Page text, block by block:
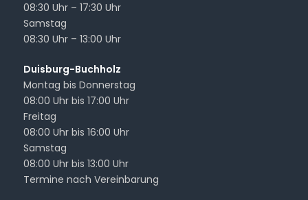
08:30 Uhr – 17:30 Uhr
Samstag
08:30 Uhr – 13:00 Uhr
Duisburg-Buchholz
Montag bis Donnerstag
08:00 Uhr bis 17:00 Uhr
Freitag
08:00 Uhr bis 16:00 Uhr
Samstag
08:00 Uhr bis 13:00 Uhr
Termine nach Vereinbarung